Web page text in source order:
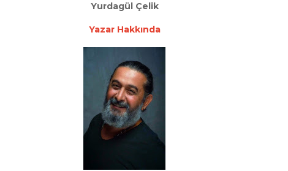
Yurdagül Çelik
Yazar Hakkında